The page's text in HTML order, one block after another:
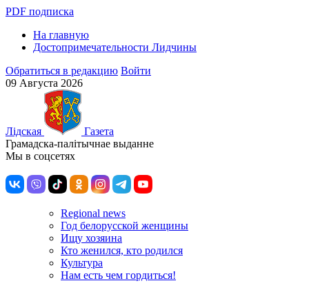
PDF подписка
На главную
Достопримечательности Лидчины
Обратиться в редакцию Войти
09 Августа 2026
Лiдская
Газета
Грамадска-палiтычнае выданне
Мы в соцсетях
Regional news
Год белорусской женщины
Ищу хозяина
Кто женился, кто родился
Культура
Нам есть чем гордиться!